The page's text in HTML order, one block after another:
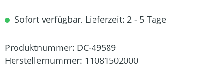
Sofort verfügbar, Lieferzeit: 2 - 5 Tage
Produktnummer: DC-49589
Herstellernummer: 11081502000